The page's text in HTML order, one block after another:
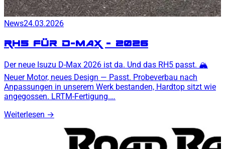
News24.03.2026
RH5 für D-MAX - 2026
Der neue Isuzu D-Max 2026 ist da. Und das RH5 passt. 🏔️
Neuer Motor, neues Design — Passt. Probeverbau nach
Anpassungen in unserem Werk bestanden, Hardtop sitzt wie
angegossen. LRTM-Fertigung.…
Weiterlesen →